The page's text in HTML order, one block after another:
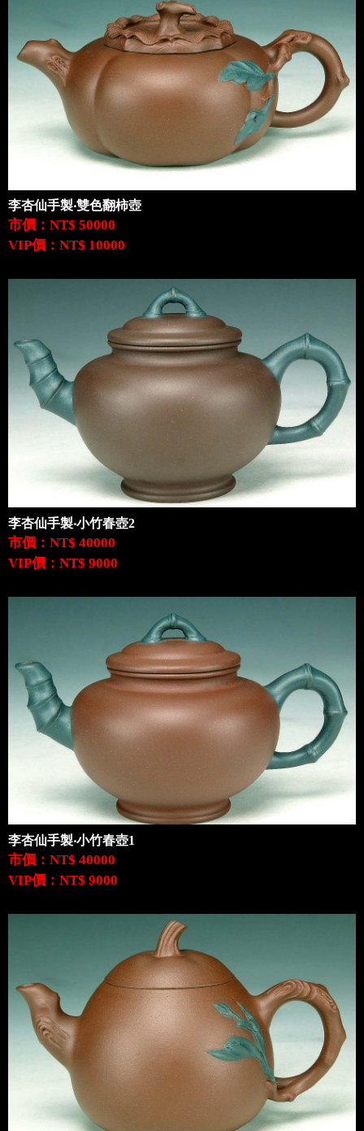
李杏仙手製‧雙色翻柿壺
市價：NT$ 50000
VIP價：NT$ 10000
李杏仙手製‧小竹春壺2
市價：NT$ 40000
VIP價：NT$ 9000
李杏仙手製‧小竹春壺1
市價：NT$ 40000
VIP價：NT$ 9000